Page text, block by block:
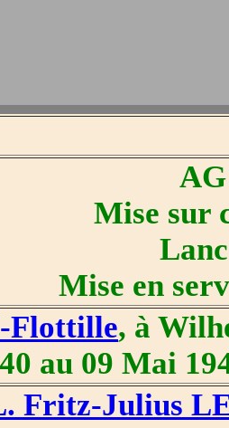
Mise sur
Mise en
Flottille, à
au 09 Mai
Fritz-Julius